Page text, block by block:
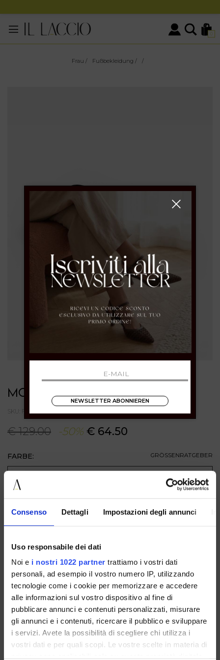
Consenso Dettagli Impostazioni degli annunci
Uso responsabile dei dati
Noi e i nostri 1022 partner trattiamo i vostri dati
personali, ad esempio il vostro numero IP, utilizzando
tecnologie come i cookie per memorizzare e accedere
alle informazioni sul vostro dispositivo al fine di
pubblicare annunci e contenuti personalizzati, misurare
gli annunci e i contenuti, ricercare il pubblico e sviluppare
i servizi. Avete la possibilità di scegliere chi utilizza i
vostri dati e per quali scopi. Le vostre scelte in materia di
0
Frau / Fußbekleidung / /
MORMORA
SKU: F25604CROSTABROWN
€ 129.00 -50% € 64.50
FARBE: GRÖSSENRATGEBER
ZUM WARENKORB HINZUFÜGEN
VERFÜGBAR IN
NEWSLETTER ABONNIEREN